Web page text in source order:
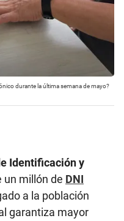
durante la última semana de mayo?
Identificación y
un millón de DNI
a la población
garantiza mayor